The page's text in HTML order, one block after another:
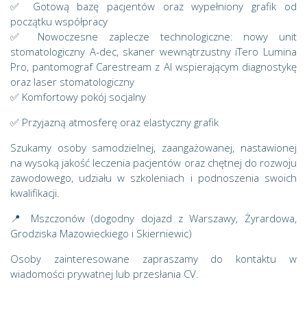
✅ Gotową bazę pacjentów oraz wypełniony grafik od
początku współpracy
✅ Nowoczesne zaplecze technologiczne: nowy unit
stomatologiczny A-dec, skaner wewnątrzustny iTero Lumina
Pro, pantomograf Carestream z AI wspierającym diagnostykę
oraz laser stomatologiczny
✅ Komfortowy pokój socjalny
✅ Przyjazną atmosferę oraz elastyczny grafik
Szukamy osoby samodzielnej, zaangażowanej, nastawionej
na wysoką jakość leczenia pacjentów oraz chętnej do rozwoju
zawodowego, udziału w szkoleniach i podnoszenia swoich
kwalifikacji.
📍 Mszczonów (dogodny dojazd z Warszawy, Żyrardowa,
Grodziska Mazowieckiego i Skierniewic)
Osoby zainteresowane zapraszamy do kontaktu w
wiadomości prywatnej lub przesłania CV.